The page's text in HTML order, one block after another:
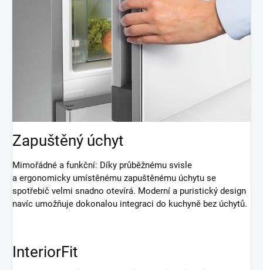
Zapuštěný úchyt
Mimořádné a funkční: Díky průběžnému svisle
a ergonomicky umístěnému zapuštěnému úchytu se
spotřebič velmi snadno otevírá. Moderní a puristický design
navíc umožňuje dokonalou integraci do kuchyně bez úchytů.
InteriorFit